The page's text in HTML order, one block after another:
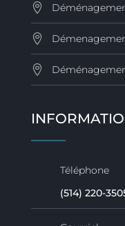
Téléphone
(514) 220-